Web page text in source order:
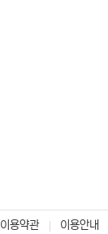
이용약관 이용안내